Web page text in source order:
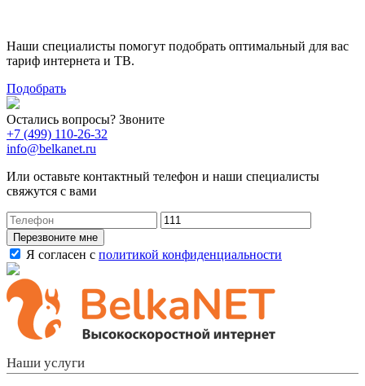
Наши специалисты помогут подобрать оптимальный для вас
тариф интернета и ТВ.
Подобрать
Остались вопросы? Звоните
+7 (499) 110-26-32
info@belkanet.ru
Или оставьте контактный телефон и наши специалисты
свяжутся с вами
Перезвоните мне
Я согласен с политикой конфиденциальности
Наши услуги